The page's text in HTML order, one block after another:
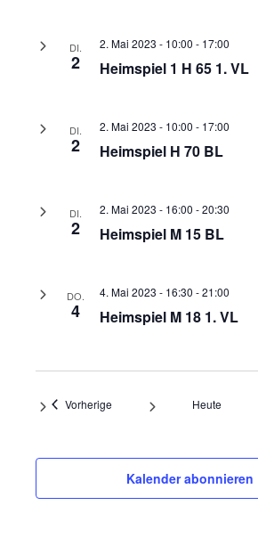
DI.
2 Heimspiel 1 H 65 1. VL
2. Mai 2023 - 10:00 - 17:00
DI.
2 Heimspiel H 70 BL
2. Mai 2023 - 10:00 - 17:00
DI.
2 Heimspiel M 15 BL
2. Mai 2023 - 16:00 -20:30
DO.
4 Heimspiel M 18 1. VL
4. Mai 2023 - 16:30 -21:00
VorherigeVeranstaltungen Heute
Kalender abonnieren